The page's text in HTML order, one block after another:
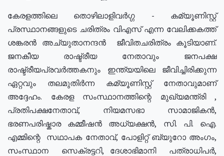
കേരളത്തിലെ തൊഴിലാളിവർഗ്ഗ - കമ്യൂണിസ്റ്റ്
പ്രസ്ഥാനങ്ങളുടെ ചരിത്രം വിഎസ് എന്ന വേലിക്കകത്ത്
ശങ്കരൻ അച്യുതാനന്ദൻ ജീവിതചരിത്രം കൂടിയാണ്.
ജനകീയ രാഷ്ട്രീയ നേതാവും ജനപക്ഷ
രാഷ്ട്രീയപ്രവർത്തകനും ഇന്ത്യയിലെ ജീവിച്ചിരിക്കുന്ന
ഏറ്റവും തലമുതിർന്ന കമ്യൂണിസ്റ്റ് നേതാവുമാണ്
അദ്ദേഹം. കേരള സംസ്ഥാനത്തിന്റെ മുഖ്യമന്ത്രി ,
പ്രതിപക്ഷനേതാവ്, നിയമസഭാ സാമാജികൻ,
ഭരണപരിഷ്കാര കമ്മീഷൻ അധ്യക്ഷൻ, സി. പി. ഐ.
എമ്മിന്റെ സഥാപക നേതാവ്, പോളിറ്റ് ബ്യുറോ അംഗം,
സംസ്ഥാന സെക്രട്ടറി, ദേശാഭിമാനി പത്രാധിപർ,